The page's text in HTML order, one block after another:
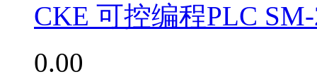
CKE 可控编程PLC
0.00